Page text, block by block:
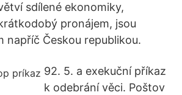
sdílené ekonomiky,
pronájem, jsou
napříč Českou republikou.
92. 5. a exekuční příkaz
k odebrání věci. Poštov